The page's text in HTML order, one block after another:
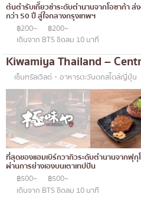
พระราม 3
พระราม4
อื่นๆ
ต้นตำรับเกี๊ยวซ่าระดับตำนานจากโอซาก้า
กว่า 50 ปี สู่ใจกลางกรุงเทพฯ
฿200~
฿200~
เดินจาก BTS ชิดลม 10 นาที
Kiwamiya Thailand –
เซ็นทรัลเวิลด์・อาหารตะวันตกสไตล์ญี่ปุ่น
ที่สุดของแฮมเบิร์กวากิวระดับตำนานจากฟุ
ผ่านการย่างเองบนเตาเทปปัน
฿500~
฿500~
เดินจาก BTS ชิดลม 10 นาที